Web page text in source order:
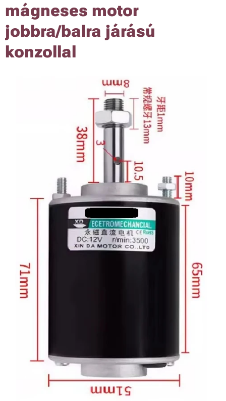
mágneses motor
jobbra/balra járású
konzollal